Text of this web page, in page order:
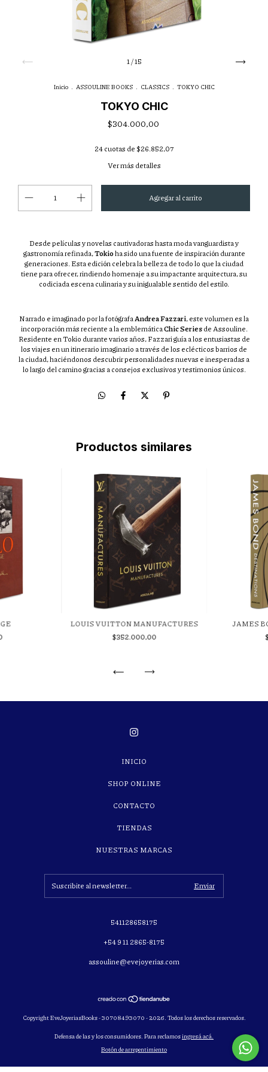
1/15
Inicio . ASSOULINE BOOKS . CLASSICS . TOKYO CHIC
TOKYO CHIC
$304.000,00
24 cuotas de $26.852,07
Ver más detalles
Desde películas y novelas cautivadoras hasta moda vanguardista y
gastronomía refinada,Tokioha sido una fuente de inspiración durante
generaciones. Esta edición celebra la belleza de todo lo que la ciudad
tiene para ofrecer, rindiendo homenaje a su impactante arquitectura, su
codiciada escena culinaria y su inigualable sentido del estilo.
Narrado e imaginado por la fotógrafaAndrea Fazzari, este volumen es la
incorporación más reciente a la emblemáticaChic Seriesde Assouline.
Residente en Tokio durante varios años, Fazzari guía a los entusiastas de
los viajes en un itinerario imaginario a través de los eclécticos barrios de
la ciudad, haciéndonos descubrir personalidades nuevas e inesperadas a
lo largo del camino gracias a consejos exclusivos y testimonios únicos.
Productos similares
LOUIS VUITTON MANUFACTURES
$352.000,00
JAMES
INICIO
SHOP ONLINE
CONTACTO
TIENDAS
NUESTRAS MARCAS
541128658175
+54 9 11 2865-8175
assouline@evejoyerias.com
Copyright EveJoyeriasBooks - 30708493070 - 2026. Todos los derechos reservados.
Defensa de las y los consumidores. Para reclamosingresá acá.
Botón de arrepentimiento